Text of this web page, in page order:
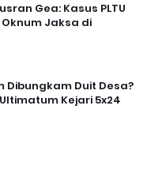
Gea: Kasus PLTU
Jaksa di
Dibungkam Duit Desa?
Kejari 5x24